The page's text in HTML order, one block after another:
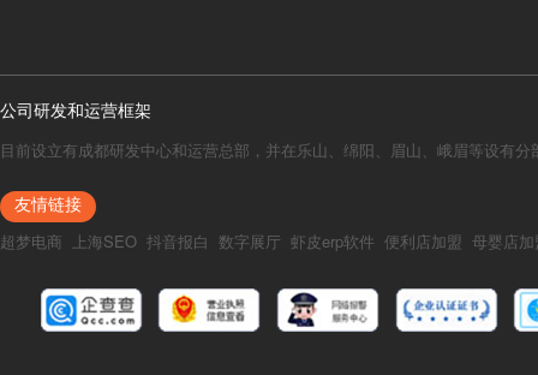
公司研发和运营框架
目前设立有成都研发中心和运营总部，并在乐山、绵阳、眉山、峨眉等设有
友情链接
超梦电商 上海SEO 抖音报白 数字展厅 虾皮erp软件 便利店加盟 母婴店